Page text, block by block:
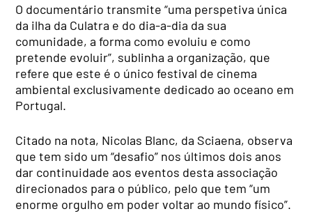
O documentário transmite “uma perspetiva única
da ilha da Culatra e do dia-a-dia da sua
comunidade, a forma como evoluiu e como
pretende evoluir”, sublinha a organização, que
refere que este é o único festival de cinema
ambiental exclusivamente dedicado ao oceano em
Portugal.
Citado na nota, Nicolas Blanc, da Sciaena, observa
que tem sido um “desafio” nos últimos dois anos
dar continuidade aos eventos desta associação
direcionados para o público, pelo que tem “um
enorme orgulho em poder voltar ao mundo físico”.